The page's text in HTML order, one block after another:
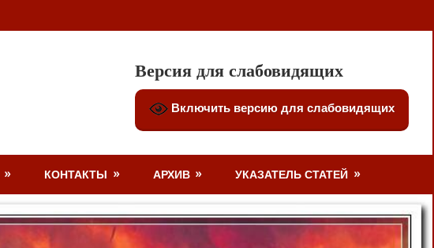
Версия для слабовидящих
Включить версию для слабовидящих
КОНТАКТЫ АРХИВ УКАЗАТЕЛЬ СТАТЕЙ